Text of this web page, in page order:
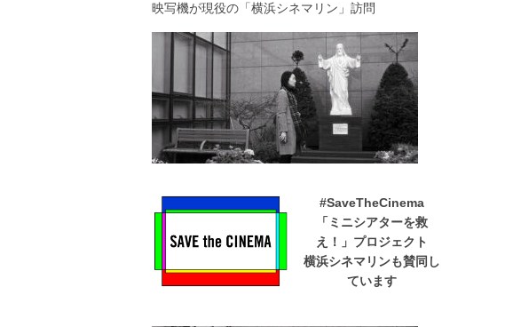
映写機が現役の「横浜シネマリン」訪問
#SaveTheCinema
「ミニシアターを救
え！」プロジェクト
横浜シネマリンも賛同し
ています